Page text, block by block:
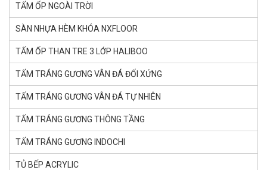
TẤM ỐP NGOÀI TRỜI
SÀN NHỰA HÈM KHÓA NXFLOOR
TẤM ỐP THAN TRE 3 LỚP HALIBOO
TẤM TRÁNG GƯƠNG VÂN ĐÁ ĐỐI XỨNG
TẤM TRÁNG GƯƠNG VÂN ĐÁ TỰ NHIÊN
TẤM TRÁNG GƯƠNG THÔNG TẦNG
TẤM TRÁNG GƯƠNG INDOCHI
TỦ BẾP ACRYLIC